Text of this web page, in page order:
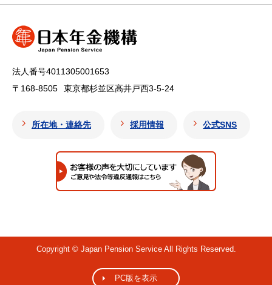
法人番号4011305001653
〒168-8505
東京都杉並区高井戸西3-5-24
所在地・連絡先 採用情報 公式SNS
Copyright © Japan Pension Service All Rights Reserved.
PC版を表示